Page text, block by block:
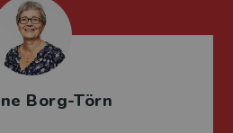
Borg-Törn